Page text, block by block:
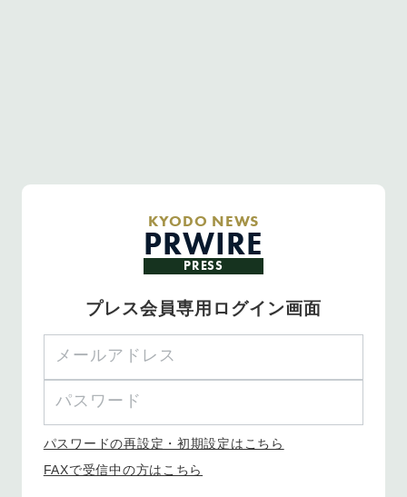
KYODO NEWS
PRWIRE
PRESS
プレス会員専用ログイン画面
パスワードの再設定・初期設定はこちら
FAXで受信中の方はこちら